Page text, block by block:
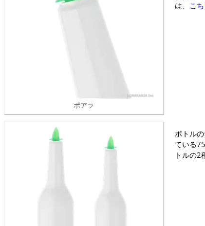
ポアラ
は、
こ
ボトル
ている
トルの2